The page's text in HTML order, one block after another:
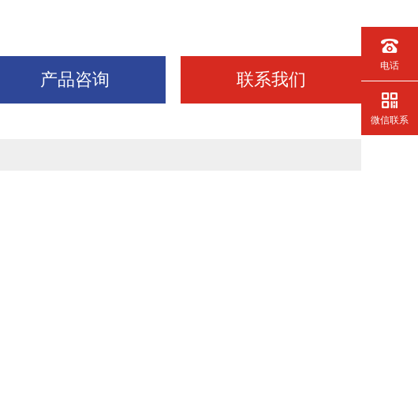
产品咨询 联系我们
电话
微信联系